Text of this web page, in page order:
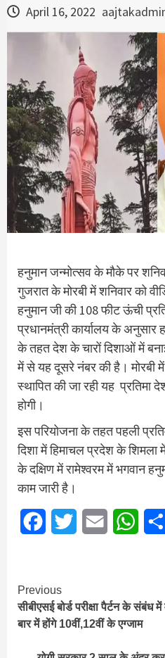
April 16, 2022
हनुमान जन्मोत्सव के मौके पर
गुजरात के मोरबी में शनिवार को
हनुमान जी की 108 फीट ऊंची
प्रधानमंत्री कार्यालय के अनुसार
के तहत देश के चारों दिशाओं में
में से यह दूसरे नंबर की है।
स्थापित की जा रही यह प्रतिमा
होगी।
इस परियोजना के तहत पहली
दिशा में हिमाचल प्रदेश के शिमला
के दक्षिण में रामेश्वरम में भगवान
काम जारी है।
FacebookTwitter Email
Continue
Reading
Previous
सीबीएसई बोर्ड परीक्षा पैर्टन के संबंध
बार में होंगे 10वीं,12वीं के एग्जाम